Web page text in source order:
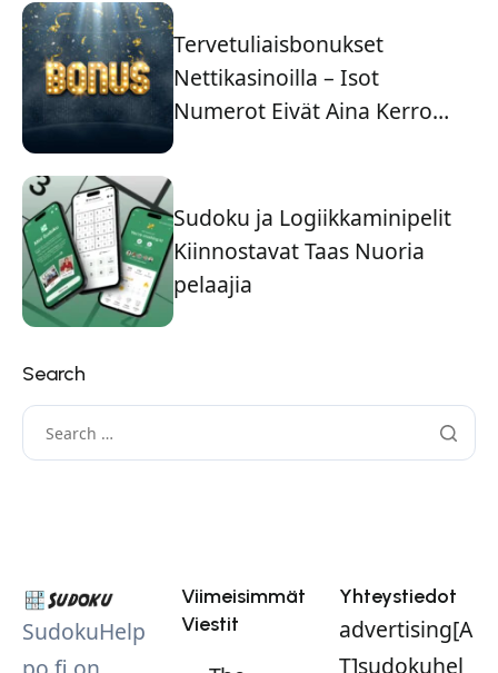
Tervetuliaisbonukset
Nettikasinoilla – Isot
Numerot Eivät Aina Kerro
Sudoku ja Logiikkaminipelit
Kiinnostavat Taas Nuoria
pelaajia
Search
SudokuHelp
Viimeisimmät
Viestit
Yhteystiedot
advertising[A
T]sudokuhel